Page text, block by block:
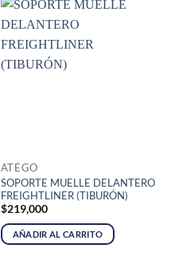
ATEGO
SOPORTE MUELLE DELANTERO
FREIGHTLINER (TIBURÓN)
$219,000
AÑADIR AL CARRITO